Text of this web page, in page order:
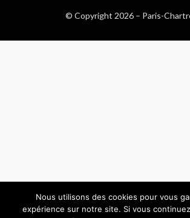
© Copyright 2026 – Paris-
Nous utilisons des cookies pour vous
expérience sur notre site. Si vous